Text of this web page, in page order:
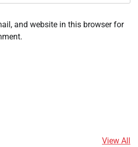
and website in this browser for
View All